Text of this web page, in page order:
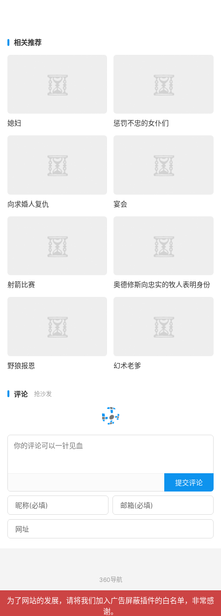
相关推荐
媳妇 惩罚不忠的女仆们
向求婚人复仇 宴会
射箭比赛 奥德修斯向忠实的牧人表明身份
野狼报恩 幻术老爹
评论 抢沙发
提交评论
360导航
© 2026信聚合 网站地图
请求次数：23 次，加载用时：0.139 秒，内存占用：9.91 MB
为了网站的发展，请将我们加入广告屏蔽插件的白名单，非常感
谢。